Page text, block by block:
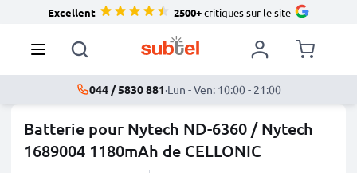
Excellent 2500+critiques sur le site
044 / 5830 881·Lun - Ven: 10:00 - 21:00
Batterie pour Nytech ND-6360 / Nytech
1689004 1180mAh de CELLONIC